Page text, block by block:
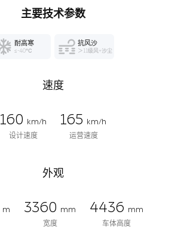
主要技术参数
耐高寒
≤-40℃
抗风沙
＞11级风+沙尘
速度
160 km/h
设计速度
165 km/h
运营速度
外观
m
3360 mm
宽度
4436 mm
车体高度